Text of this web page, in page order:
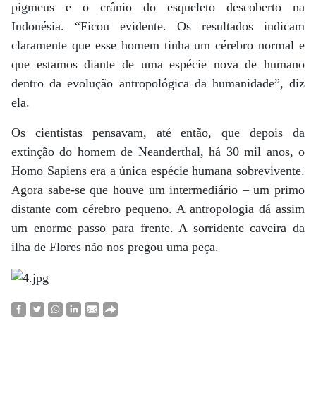
pigmeus e o crânio do esqueleto descoberto na
Indonésia. “Ficou evidente. Os resultados indicam
claramente que esse homem tinha um cérebro normal e
que estamos diante de uma espécie nova de humano
dentro da evolução antropológica da humanidade”, diz
ela.
Os cientistas pensavam, até então, que depois da
extinção do homem de Neanderthal, há 30 mil anos, o
Homo Sapiens era a única espécie humana sobrevivente.
Agora sabe-se que houve um intermediário – um primo
distante com cérebro pequeno. A antropologia dá assim
um enorme passo para frente. A sorridente caveira da
ilha de Flores não nos pregou uma peça.